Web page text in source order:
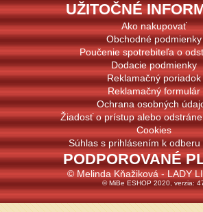
UŽITOČNÉ
Ako nakupovať
Obchodné podmienky
Poučenie spotrebiteľa o
Dodacie podmienky
Reklamačný poriadok
Reklamačný formulár
Ochrana osobných
Žiadosť o prístup alebo
Cookies
Súhlas s prihlásením k odberu
PODPOROVANÉ
© Melinda Kňažiková - LADY
© MiBe ESHOP 2020, verzia: